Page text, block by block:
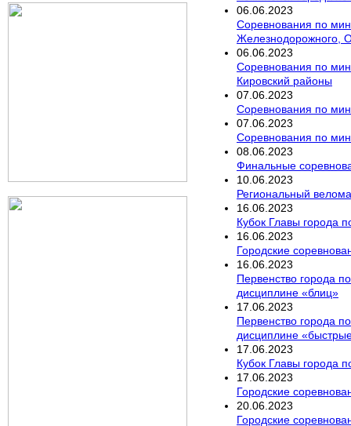
06 06 2023
Соревнования по
Железнодорожного,
06 06 2023
Соревнования по
Кировский районы
07 06 2023
Соревнования по
07 06 2023
Соревнования по
08 06 2023
Финальные
10 06 2023
Региональный
16 06 2023
Кубок Главы города
16 06 2023
Городские
16 06 2023
Первенство города
дисциплине «блиц»
17 06 2023
Первенство города
дисциплине
17 06 2023
Кубок Главы города
17 06 2023
Городские
20 06 2023
Городские